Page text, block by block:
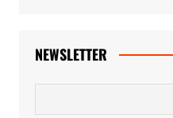
NEWSLETTER